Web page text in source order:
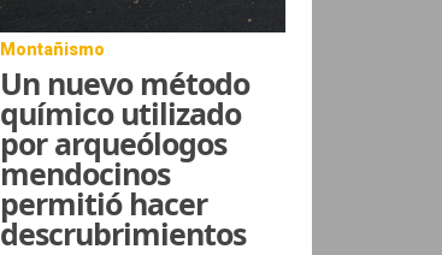
Montañismo
Un nuevo método
químico utilizado
por arqueólogos
mendocinos
permitió hacer
descrubrimientos